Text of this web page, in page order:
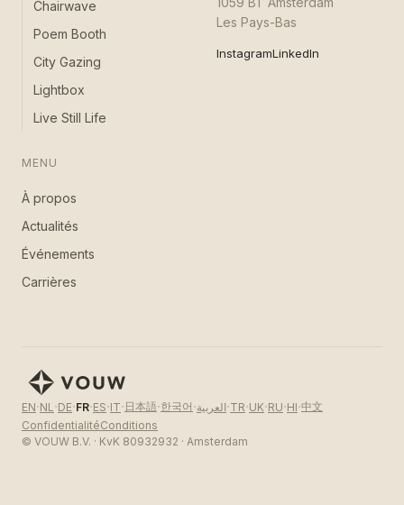
Chairwave
Poem Booth
City Gazing
Lightbox
Live Still Life
MENU
À propos
Actualités
Événements
Carrières
Les Pays-Bas
InstagramLinkedIn
EN·NL ·DE·FR·ES·IT· 日本語·한국어 ·العربية·TR·UK·RU·HI·中文
ConfidentialitéConditions
© VOUW B.V. · KvK 80932932 · Amsterdam